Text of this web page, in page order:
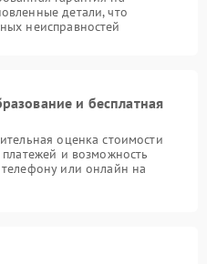
детали, что
неисправностей
и бесплатная
оценка стоимости
и возможность
или онлайн на